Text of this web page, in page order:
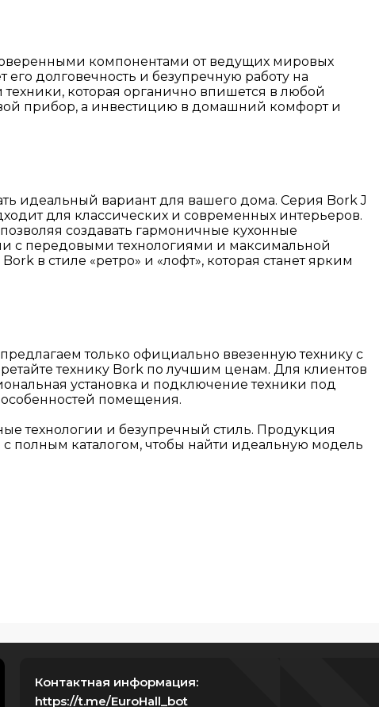
компонентами от ведущих мировых
его долговечность и безупречную работу на
которая органично впишется в любой
прибор, а инвестицию в домашний комфорт и
идеальный вариант для вашего дома. Серия Bork J
для классических и современных интерьеров.
создавать гармоничные кухонные
с передовыми технологиями и максимальной
в стиле «ретро» и «лофт», которая станет ярким
только официально ввезенную технику с
технику Bork по лучшим ценам. Для клиентов
установка и подключение техники под
помещения.
технологии и безупречный стиль. Продукция
полным каталогом, чтобы найти идеальную модель
Контактная информация:
https://t.me/EuroHall_bot